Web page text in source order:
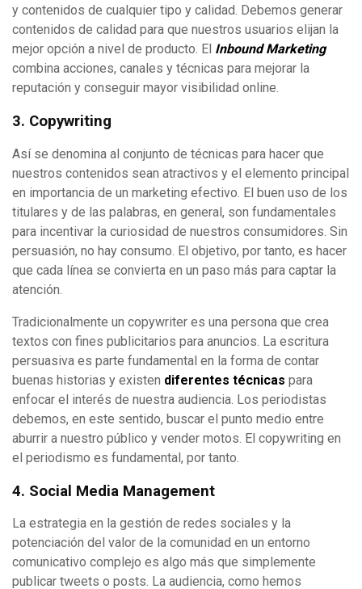
y contenidos de cualquier tipo y calidad. Debemos generar
contenidos de calidad para que nuestros usuarios elijan la
mejor opción a nivel de producto. El Inbound Marketing
combina acciones, canales y técnicas para mejorar la
reputación y conseguir mayor visibilidad online.
3. Copywriting
Así se denomina al conjunto de técnicas para hacer que
nuestros contenidos sean atractivos y el elemento principal
en importancia de un marketing efectivo. El buen uso de los
titulares y de las palabras, en general, son fundamentales
para incentivar la curiosidad de nuestros consumidores. Sin
persuasión, no hay consumo. El objetivo, por tanto, es hacer
que cada línea se convierta en un paso más para captar la
atención.
Tradicionalmente un copywriter es una persona que crea
textos con fines publicitarios para anuncios. La escritura
persuasiva es parte fundamental en la forma de contar
buenas historias y existen diferentes técnicas para
enfocar el interés de nuestra audiencia. Los periodistas
debemos, en este sentido, buscar el punto medio entre
aburrir a nuestro público y vender motos. El copywriting en
el periodismo es fundamental, por tanto.
4. Social Media Management
La estrategia en la gestión de redes sociales y la
potenciación del valor de la comunidad en un entorno
comunicativo complejo es algo más que simplemente
publicar tweets o posts. La audiencia, como hemos